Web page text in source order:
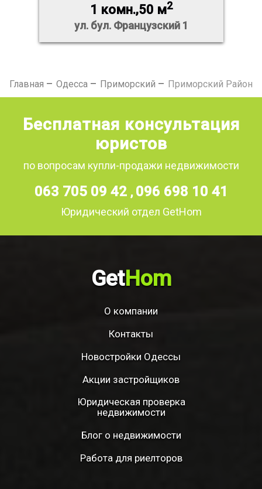
1 комн.,50 м2
ул. бул. Французский 1
Главная Одесса Приморский Приморский Район
Бесплатная консультация
юристов
по вопросам купли-продажи недвижимости
063 705 09 42 , 096 698 10 41
Юридический отдел GetHom
GetHom
О компании
Контакты
Новостройки Одессы
Акции застройщиков
Юридическая проверка
недвижимости
Блог о недвижимости
Работа для риелторов